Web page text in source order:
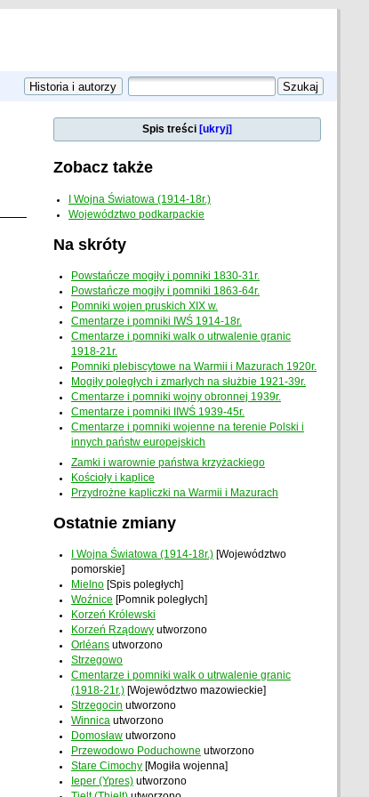
Spis treści [ukryj]
Zobacz także
I Wojna Światowa (1914-18r.)
Województwo podkarpackie
Na skróty
Powstańcze mogiły i pomniki 1830-31r.
Powstańcze mogiły i pomniki 1863-64r.
Pomniki wojen pruskich XIX w.
Cmentarze i pomniki IWŚ 1914-18r.
Cmentarze i pomniki walk o utrwalenie granic
1918-21r.
Pomniki plebiscytowe na Warmii i Mazurach 1920r.
Mogiły poległych i zmarłych na służbie 1921-39r.
Cmentarze i pomniki wojny obronnej 1939r.
Cmentarze i pomniki IIWŚ 1939-45r.
Cmentarze i pomniki wojenne na terenie Polski i
innych państw europejskich
Zamki i warownie państwa krzyżackiego
Kościoły i kaplice
Przydrożne kapliczki na Warmii i Mazurach
Ostatnie zmiany
I Wojna Światowa (1914-18r.) [Województwo
pomorskie]
Mielno [Spis poległych]
Woźnice [Pomnik poległych]
Korzeń Królewski
Korzeń Rządowy utworzono
Orléans utworzono
Strzegowo
Cmentarze i pomniki walk o utrwalenie granic
(1918-21r.) [Województwo mazowieckie]
Strzegocin utworzono
Winnica utworzono
Domosław utworzono
Przewodowo Poduchowne utworzono
Stare Cimochy [Mogiła wojenna]
Ieper (Ypres) utworzono